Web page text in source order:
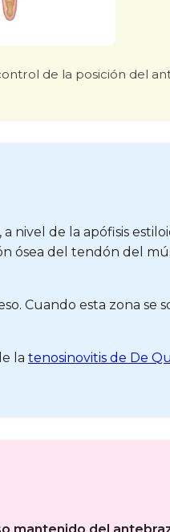
de la posición del
de la apófisis
ósea del tendón del
Cuando esta zona se
la tenosinovitis de De